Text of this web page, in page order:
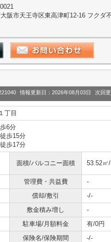
阪市天王寺区東高津町12-16 フクダ
情報更新日：2026年08月03日 次回
１丁目
6分
歩15分
歩17分
面積/バルコニー面積 53.52㎡
管理費・共益費
-
償却/敷引
-/-
敷金積み増し
-
駐車場/月額料金
有/0円
保険名/保険期間
-/-